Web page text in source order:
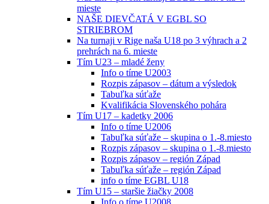
mieste
NAŠE DIEVČATÁ V EGBL SO
STRIEBROM
Na turnaji v Rige naša U18 po 3 výhrach a 2
prehrách na 6. mieste
Tím U23 – mladé ženy
Info o tíme U2003
Rozpis zápasov – dátum a výsledok
Tabuľka súťaže
Kvalifikácia Slovenského pohára
Tím U17 – kadetky 2006
Info o tíme U2006
Tabuľka súťaže – skupina o 1.-8.miesto
Rozpis zápasov – skupina o 1.-8.miesto
Rozpis zápasov – región Západ
Tabuľka súťaže – región Západ
info o tíme EGBL U18
Tím U15 – staršie žiačky 2008
Info o tíme U2008